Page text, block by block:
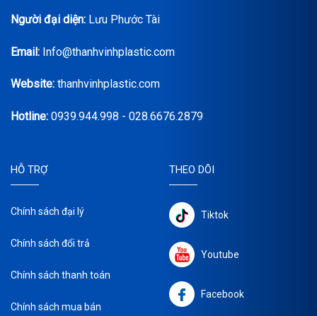
Người đại diện: Lưu Phước Tài
Email: Info@thanhvinhplastic.com
Website: thanhvinhplastic.com
Hotline: 0939.944.998 - 028.6676.2879
HỖ TRỢ
Chính sách đại lý
Chính sách đổi trả
Chính sách thanh toán
Chính sách mua bán
THEO DÕI
Tiktok
Youtube
Facebook